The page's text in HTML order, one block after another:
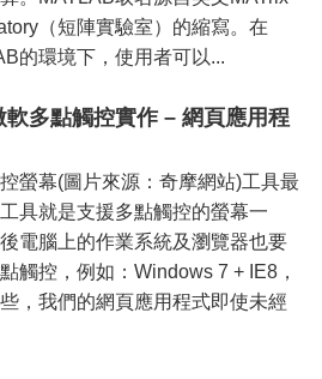
（短陣實驗室）的縮寫。在
的環境下，使用者可以...
軟多點觸控實作 – 網頁應用程
螢幕(圖片來源：奇摩網站)工具最
具就是支援多點觸控的螢幕一
電腦上的作業系統及瀏覽器也要
觸控，例如：Windows 7 + IE8，
，我們的網頁應用程式即使未經